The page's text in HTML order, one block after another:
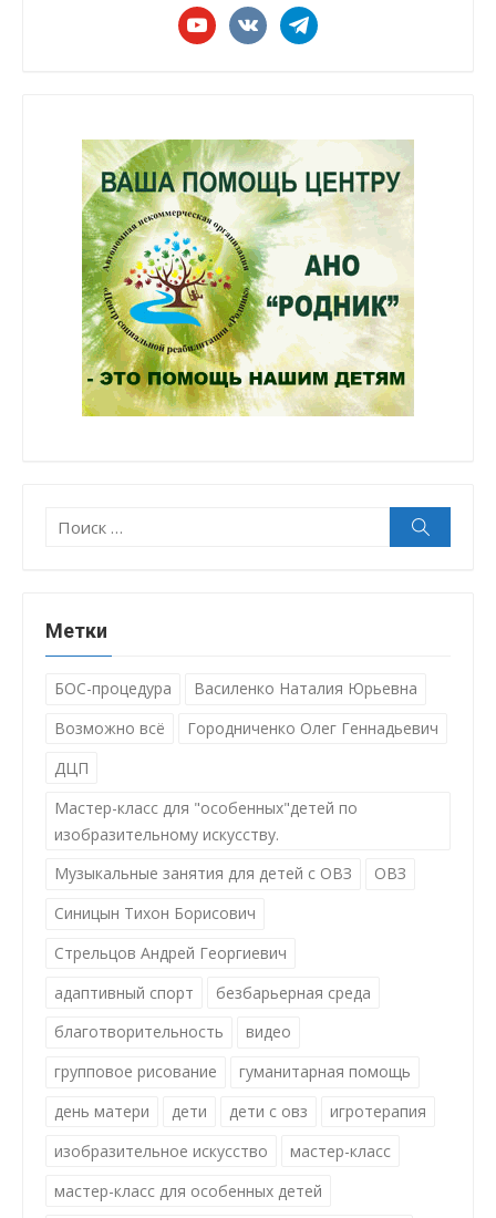
youtubevkontaktetelegram
Поиск:
Метки
БОС-процедура
Василенко Наталия Юрьевна
Возможно всё
Городниченко Олег Геннадьевич
ДЦП
Мастер-класс для "особенных"детей по
изобразительному искусству.
Музыкальные занятия для детей с ОВЗ
ОВЗ
Синицын Тихон Борисович
Стрельцов Андрей Георгиевич
адаптивный спорт
безбарьерная среда
благотворительность
видео
групповое рисование
гуманитарная помощь
день матери
дети дети с овз
игротерапия
изобразительное искусство
мастер-класс
мастер-класс для особенных детей